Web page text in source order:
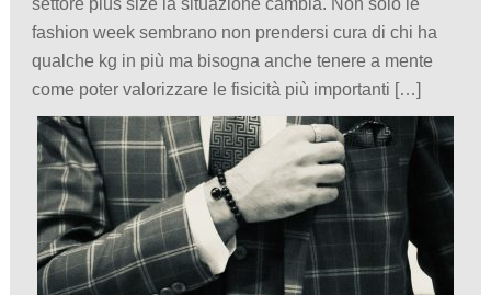
fashion week sembrano non prendersi cura di chi ha
qualche kg in più ma bisogna anche tenere a mente
come poter valorizzare le fisicità più importanti […]